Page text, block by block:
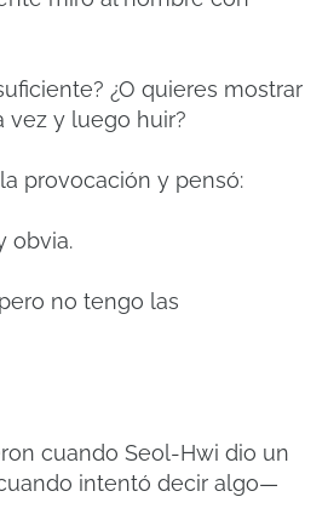
¿O quieres mostrar
vez y luego huir?
provocación y pensó:
obvia.
no tengo las
cuando Seol-Hwi dio un
intentó decir algo—